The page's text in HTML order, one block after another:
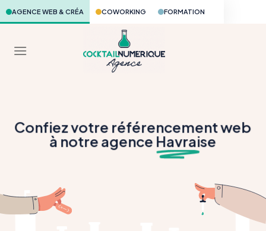
Skip
to
AGENCE WEB & CRÉA COWORKING FORMATION
Confiez votre référencement web
à notre agence Havraise